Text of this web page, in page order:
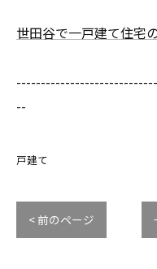
世田谷で一戸建て住宅
--
戸建て
< 前のページ